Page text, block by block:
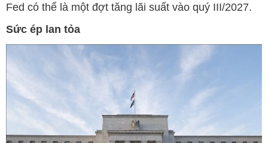
Fed có thể là một đợt tăng lãi suất vào quý III/2027.
Sức ép lan tỏa